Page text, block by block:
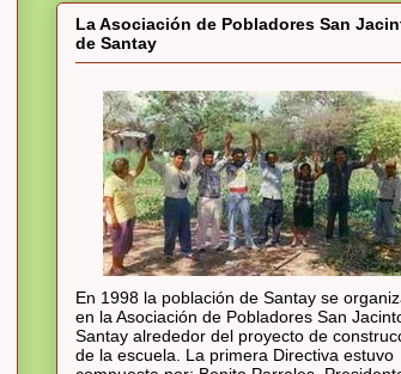
La Asociación de Pobladores San
de Santay
En 1998 la población de Santay se
en la Asociación de Pobladores San
Santay alrededor del proyecto de
de la escuela. La primera Directiva estuvo